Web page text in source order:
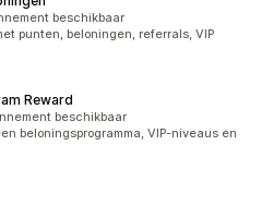
beschikbaar
punten, beloningen, referrals, VIP
Reward
beschikbaar
beloningsprogramma, VIP-niveaus en